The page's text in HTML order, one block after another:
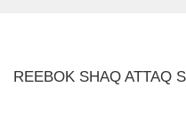
REEBOK SHAQ ATTAQ